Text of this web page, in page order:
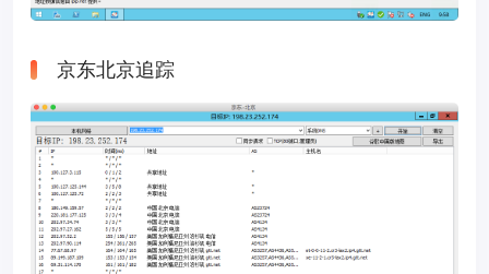
京东北京追踪